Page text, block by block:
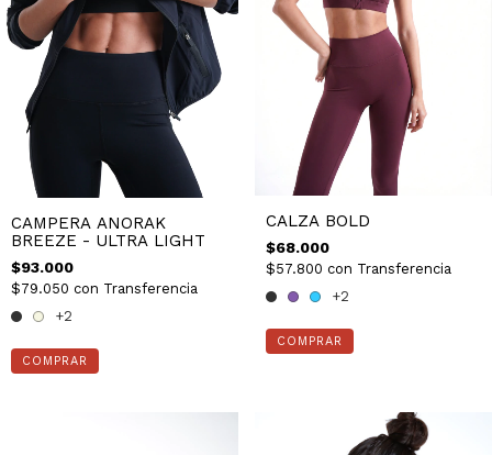
CAMPERA ANORAK
BREEZE - ULTRA LIGHT
$93.000
$79.050 con Transferencia
+2
COMPRAR
CALZA BOLD
$68.000
$57.800 con Transferencia
+2
COMPRAR